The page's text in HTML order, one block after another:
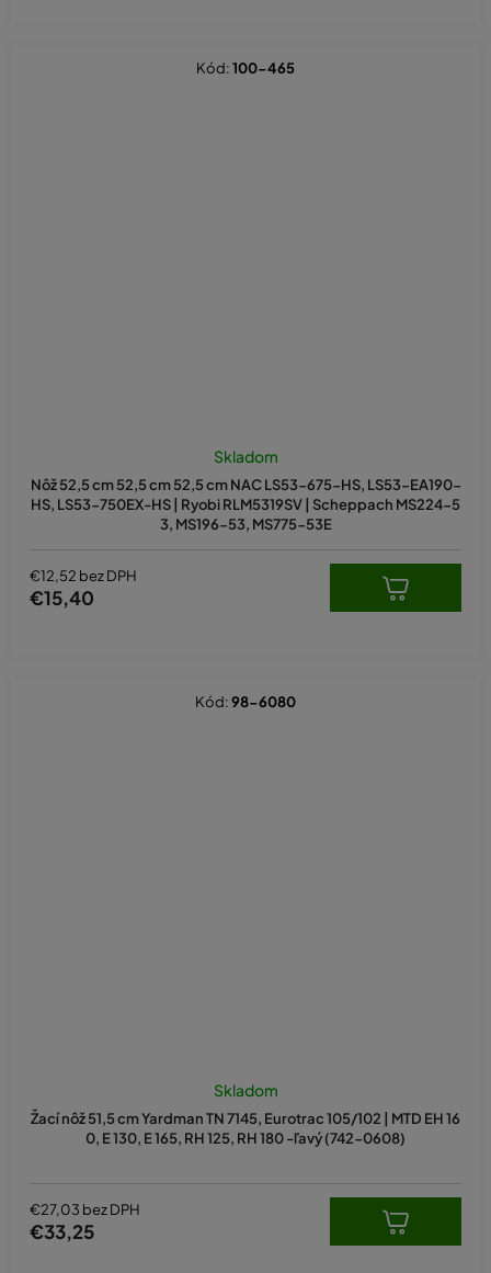
Nôž 52,5 cm 52,5 cm 52,5 cm NAC LS53-675-HS, LS53-EA190-
HS, LS53-750EX-HS | Ryobi RLM5319SV | Scheppach MS224-5
3, MS196-53, MS775-53E
Skladom
€12,52 bez DPH
€15,40
Kód:100-465
Žací nôž 51,5 cm Yardman TN 7145, Eurotrac 105/102 | MTD EH 16
0, E 130, E 165, RH 125, RH 180 -ľavý (742-0608)
Skladom
€27,03 bez DPH
€33,25
Kód:98-6080